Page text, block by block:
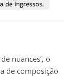
nuances’, o
de composição